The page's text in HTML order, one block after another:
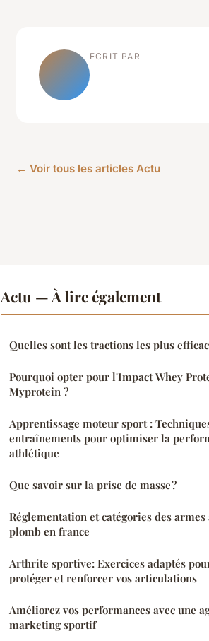
ECRIT PAR
← Voir tous les articles Actu
Actu — À lire également
Quelles sont les tractions les plus
Pourquoi opter pour l'Impact Whey
Myprotein ?
Apprentissage moteur sport :
entraînements pour optimiser la
athlétique
Que savoir sur la prise de masse ?
Réglementation et catégories des armes
plomb en france
Arthrite sportive: Exercices adaptés
protéger et renforcer vos articulations
Améliorez vos performances avec une
marketing sportif